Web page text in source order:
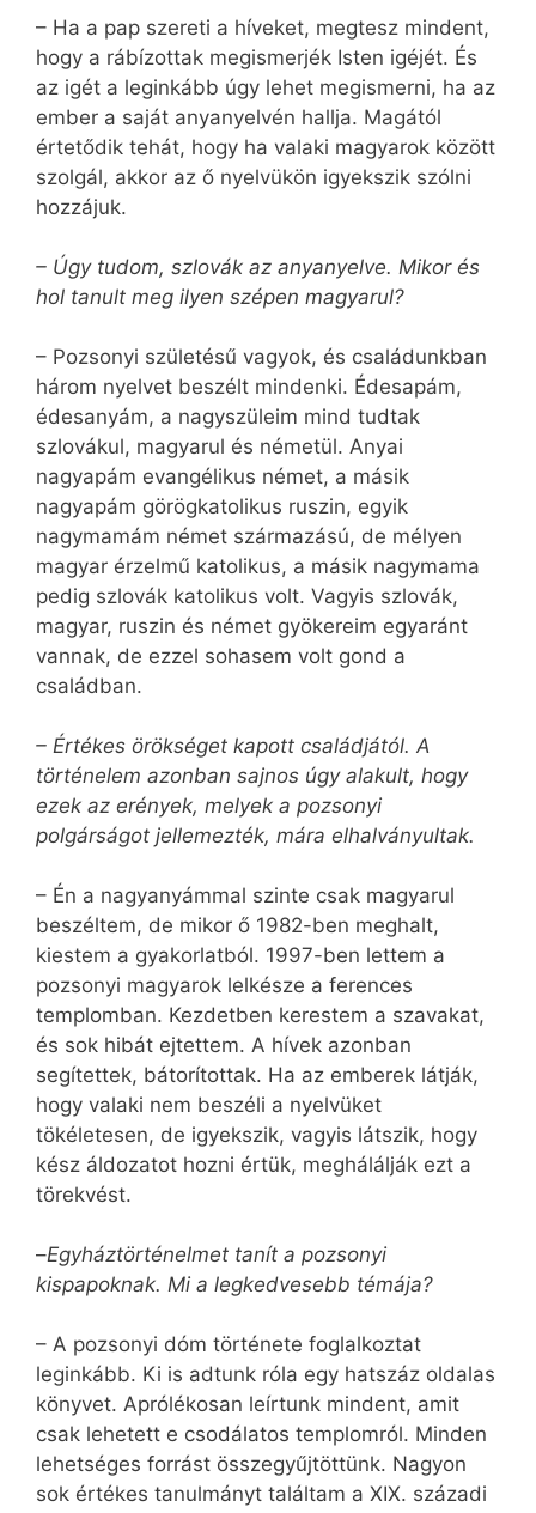
– Ha a pap szereti a híveket, megtesz mindent,
hogy a rábízottak megismerjék Isten igéjét. És
az igét a leginkább úgy lehet megismerni, ha az
ember a saját anyanyelvén hallja. Magától
értetődik tehát, hogy ha valaki magyarok között
szolgál, akkor az ő nyelvükön igyekszik szólni
hozzájuk.
– Úgy tudom, szlovák az anyanyelve. Mikor és
hol tanult meg ilyen szépen magyarul?
– Pozsonyi születésű vagyok, és családunkban
három nyelvet beszélt mindenki. Édesapám,
édesanyám, a nagyszüleim mind tudtak
szlovákul, magyarul és németül. Anyai
nagyapám evangélikus német, a másik
nagyapám görögkatolikus ruszin, egyik
nagymamám német származású, de mélyen
magyar érzelmű katolikus, a másik nagymama
pedig szlovák katolikus volt. Vagyis szlovák,
magyar, ruszin és német gyökereim egyaránt
vannak, de ezzel sohasem volt gond a
családban.
– Értékes örökséget kapott családjától. A
történelem azonban sajnos úgy alakult, hogy
ezek az erények, melyek a pozsonyi
polgárságot jellemezték, mára elhalványultak.
– Én a nagyanyámmal szinte csak magyarul
beszéltem, de mikor ő 1982-ben meghalt,
kiestem a gyakorlatból. 1997-ben lettem a
pozsonyi magyarok lelkésze a ferences
templomban. Kezdetben kerestem a szavakat,
és sok hibát ejtettem. A hívek azonban
segítettek, bátorítottak. Ha az emberek látják,
hogy valaki nem beszéli a nyelvüket
tökéletesen, de igyekszik, vagyis látszik, hogy
kész áldozatot hozni értük, meghálálják ezt a
törekvést.
–Egyháztörténelmet tanít a pozsonyi
kispapoknak. Mi a legkedvesebb témája?
– A pozsonyi dóm története foglalkoztat
leginkább. Ki is adtunk róla egy hatszáz oldalas
könyvet. Aprólékosan leírtunk mindent, amit
csak lehetett e csodálatos templomról. Minden
lehetséges forrást összegyűjtöttünk. Nagyon
sok értékes tanulmányt találtam a XIX. századi